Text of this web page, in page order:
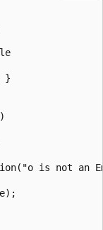
}
is not an